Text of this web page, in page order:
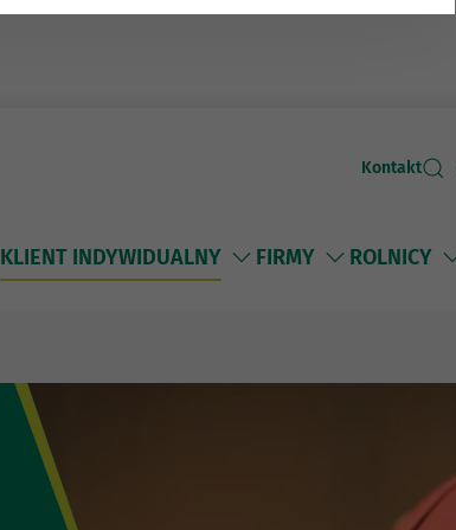
Kontakt
KLIENT INDYWIDUALNY FIRMY ROLNICY